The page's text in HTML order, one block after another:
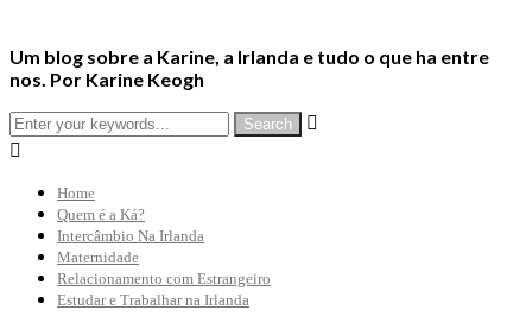
Um blog sobre a Karine, a Irlanda e tudo o que ha entre
nos. Por Karine Keogh


Home
Quem é a Ká?
Intercâmbio Na Irlanda
Maternidade
Relacionamento com Estrangeiro
Estudar e Trabalhar na Irlanda